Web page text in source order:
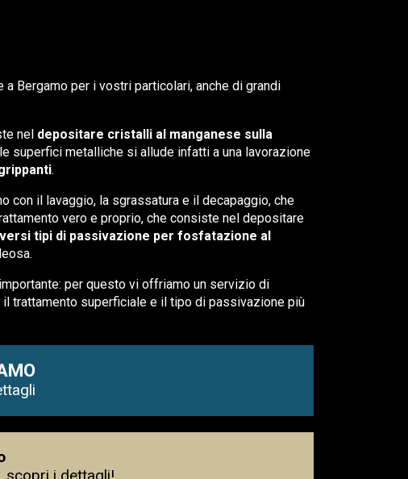
Bergamo per i vostri particolari, anche di grandi
nel depositare cristalli al manganese sulla
superfici metalliche si allude infatti a una lavorazione
.
con il lavaggio, la sgrassatura e il decapaggio, che
vero e proprio, che consiste nel depositare
tipi di passivazione per fosfatazione al
per questo vi offriamo un servizio di
trattamento superficiale e il tipo di passivazione più